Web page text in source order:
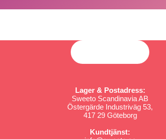
Lager & Postadress:
Sweeto Scandinavia AB
Östergärde Industriväg 53,
417 29 Göteborg
Kundtjänst: